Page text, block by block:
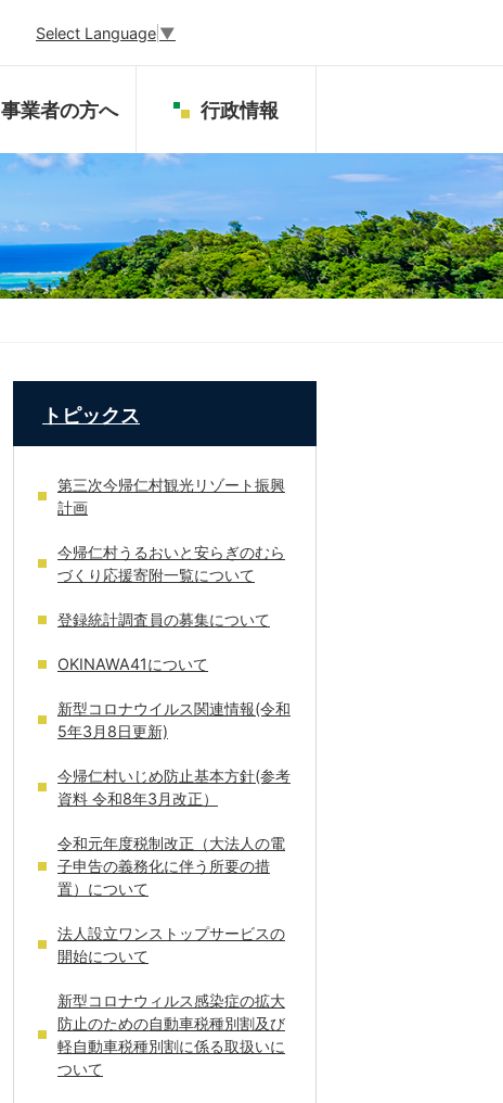
Select Language ▼
事業者の方へ 行政情報
トピックス
第三次今帰仁村観光リゾート振興
計画
今帰仁村うるおいと安らぎのむら
づくり応援寄附一覧について
登録統計調査員の募集について
OKINAWA41について
新型コロナウイルス関連情報(令和
5年3月8日更新)
今帰仁村いじめ防止基本方針(参考
資料 令和8年3月改正）
令和元年度税制改正（大法人の電
子申告の義務化に伴う所要の措
置）について
法人設立ワンストップサービスの
開始について
新型コロナウィルス感染症の拡大
防止のための自動車税種別割及び
軽自動車税種別割に係る取扱いに
ついて